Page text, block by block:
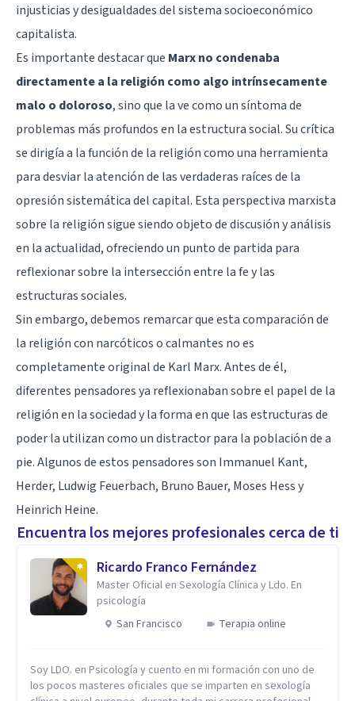
injusticias y desigualdades del sistema socioeconómico
capitalista.
Es importante destacar que Marx no condenaba
directamente a la religión como algo intrínsecamente
malo o doloroso, sino que la ve como un síntoma de
problemas más profundos en la estructura social. Su crítica
se dirigía a la función de la religión como una herramienta
para desviar la atención de las verdaderas raíces de la
opresión sistemática del capital. Esta perspectiva marxista
sobre la religión sigue siendo objeto de discusión y análisis
en la actualidad, ofreciendo un punto de partida para
reflexionar sobre la intersección entre la fe y las
estructuras sociales.
Sin embargo, debemos remarcar que esta comparación de
la religión con narcóticos o calmantes no es
completamente original de Karl Marx. Antes de él,
diferentes pensadores ya reflexionaban sobre el papel de la
religión en la sociedad y la forma en que las estructuras de
poder la utilizan como un distractor para la población de a
pie. Algunos de estos pensadores son Immanuel Kant,
Herder, Ludwig Feuerbach, Bruno Bauer, Moses Hess y
Heinrich Heine.
Encuentra los mejores profesionales cerca de ti
Ricardo Franco Fernández
Master Oficial en Sexología Clínica y Ldo. En
psicología
San Francisco
Terapia online
Soy LDO. en Psicología y cuento en mi formación con uno de
los pocos masteres oficiales que se imparten en sexología